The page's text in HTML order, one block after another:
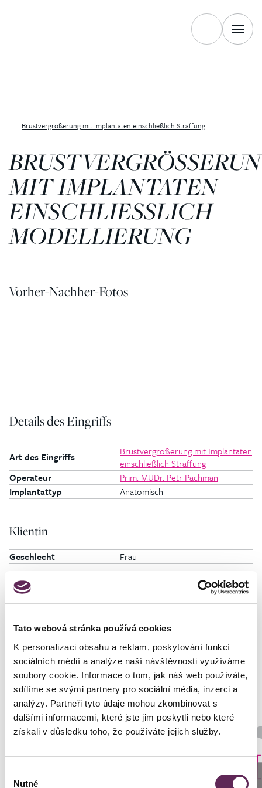
Tato webová stránka používá cookies
K personalizaci obsahu a reklam, poskytování funkcí
sociálních médií a analýze naší návštěvnosti využíváme
soubory cookie. Informace o tom, jak náš web používáte,
sdílíme se svými partnery pro sociální média, inzerci a
analýzy. Partneři tyto údaje mohou zkombinovat s
dalšími informacemi, které jste jim poskytli nebo které
získali v důsledku toho, že používáte jejich služby.
souhlasu
Nutné
Brustvergrößerung mit Implantaten einschließlich Straffung
IT IMPLANTATEN E
INSCHLIESSLICH MO
DELLIERUNG
Vorher-Nachher-Fotos
Details des Eingriffs
Art des Eingriffs
Brustvergrößerung mit Implantaten
einschließlich Straffung
Operateur
Prim. MUDr. Petr Pachman
Implantattyp
Anatomisch
Klientin
Geschlecht Frau
Fotos vorher und nachher
Der behandelnde Arzt
Prim. MUDr. Petr Pachman
Art der Implantate